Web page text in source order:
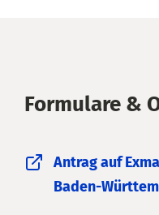
Formulare &
Antrag auf
Baden-